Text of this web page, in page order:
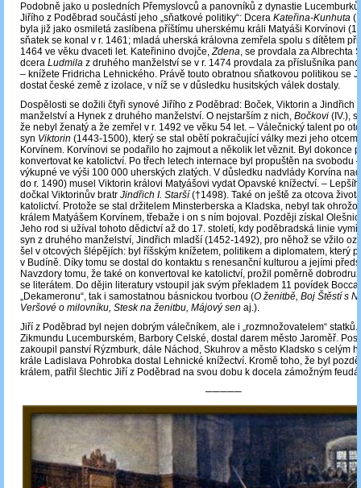
Podobně jako u posledních Přemyslovců a panovníků z dynastie
Jiřího z Poděbrad součástí jeho „sňatkové politiky“: Dcera Kateřina-Kunhuta
byla již jako osmiletá zaslíbena příštímu uherskému králi Matyáši Korvínovi
sňatek se konal v r. 1461; mladá uherská královna zemřela spolu s dítětem při
1464 ve věku dvaceti let. Kateřinino dvojče,Zdena, se provdala za Albrechta
dcera Ludmila z druhého manželství se v r. 1474 provdala za příslušníka
– knížete Fridricha Lehnického. Právě touto obratnou sňatkovou politikou se
dostat české země z izolace, v níž se v důsledku husitských válek dostaly.
Dospělosti se dožili čtyři synové Jiřího z Poděbrad: Boček, Viktorin a Jindřich
manželství a Hynek z druhého manželství. O nejstarším z nich, Bočkovi (IV.),
že nebyl ženatý a že zemřel v r. 1492 ve věku 54 let. ‒ Válečnický talent po
syn Viktorin (1443-1500), který se stal obětí pokračující války mezi jeho otcem
Korvínem. Korvínovi se podařilo ho zajmout a několik let věznit. Byl dokonce
konvertovat ke katolictví. Po třech letech internace byl propuštěn na svobodu
výkupné ve výši 100 000 uherských zlatých. V důsledku nadvlády Korvína
do r. 1490) musel Viktorin královi Matyášovi vydat Opavské knížectví. ‒
dočkal Viktorinův bratr Jindřich I. Starší (†1498). Také on ještě za otcova
katolictví. Protože se stal držitelem Minsterberska a Kladska, nebyl tak
králem Matyášem Korvínem, třebaže i on s ním bojoval. Později získal
Jeho rod si užíval tohoto dědictví až do 17. století, kdy poděbradská linie
syn z druhého manželství, Jindřich mladší (1452-1492), pro něhož se vžilo
šel v otcových šlépějích: byl říšským knížetem, politikem a diplomatem, který
v Budíně. Díky tomu se dostal do kontaktu s renesanční kulturou a jejími
Navzdory tomu, že také on konvertoval ke katolictví, prožil poměrně
se literátem. Do dějin literatury vstoupil jak svým překladem 11 povídek
„Dekameronu“, tak i samostatnou básnickou tvorbou (O ženitbě, Boj Štěstí s
Veršové o milovníku, Stesk na ženitbu, Májový sen aj.).
Jiří z Poděbrad byl nejen dobrým válečníkem, ale i „rozmnožovatelem“ statků.
Zikmundu Lucemburském, Barbory Celské, dostal darem město Jaroměř.
zakoupil panství Rýzmburk, dále Náchod, Skuhrov a město Kladsko s celým
krále Ladislava Pohrobka dostal Lehnické knížectví. Kromě toho, že byl
králem, patřil šlechtic Jiří z Poděbrad na svou dobu k docela zámožným
─────